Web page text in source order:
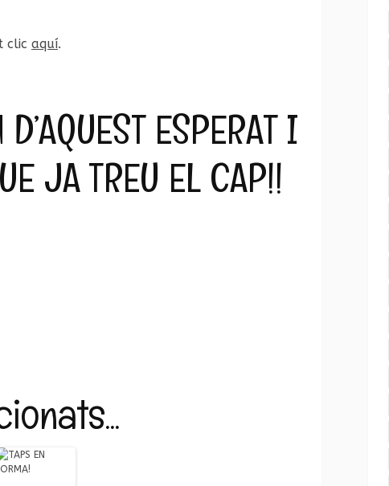
clic aquí.
ESPERAT I
JA TREU EL CAP!!